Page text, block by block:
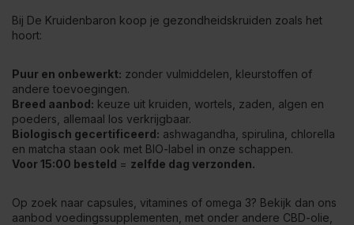
Bij De Kruidenbaron koop je gezondheidskruiden zoals het
hoort:
Puur en onbewerkt: zonder vulmiddelen, kleurstoffen of
andere toevoegingen.
Breed aanbod: keuze uit kruiden, wortels, zaden, algen en
poeders, allemaal los verkrijgbaar.
Biologisch gecertificeerd: ashwagandha, spirulina, chlorella
en matcha staan ook met BIO-label in onze schappen.
Voor 15:00 besteld = zelfde dag verzonden.
Op zoek naar capsules, vitamines of omega 3? Bekijk dan ons
aanbod voedingssupplementen , met onder andere CBD-olie,